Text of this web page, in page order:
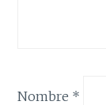
Nombre *